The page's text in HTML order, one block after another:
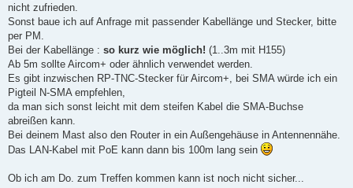
nicht zufrieden.
Sonst baue ich auf Anfrage mit passender Kabellänge und Stecker, bitte
per PM.
Bei der Kabellänge : so kurz wie möglich! (1..3m mit H155)
Ab 5m sollte Aircom+ oder ähnlich verwendet werden.
Es gibt inzwischen RP-TNC-Stecker für Aircom+, bei SMA würde ich ein
Pigteil N-SMA empfehlen,
da man sich sonst leicht mit dem steifen Kabel die SMA-Buchse
abreißen kann.
Bei deinem Mast also den Router in ein Außengehäuse in Antennennähe.
Das LAN-Kabel mit PoE kann dann bis 100m lang sein
Ob ich am Do. zum Treffen kommen kann ist noch nicht sicher...